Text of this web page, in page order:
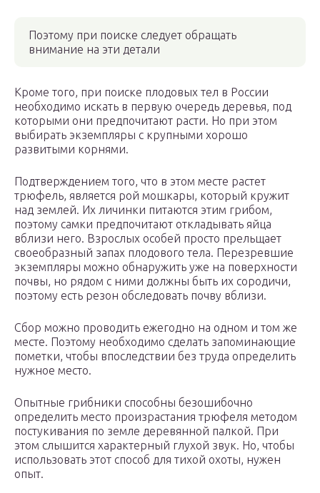
Поэтому при поиске следует обращать
внимание на эти детали
Кроме того, при поиске плодовых тел в России
необходимо искать в первую очередь деревья, под
которыми они предпочитают расти. Но при этом
выбирать экземпляры с крупными хорошо
развитыми корнями.
Подтверждением того, что в этом месте растет
трюфель, является рой мошкары, который кружит
над землей. Их личинки питаются этим грибом,
поэтому самки предпочитают откладывать яйца
вблизи него. Взрослых особей просто прельщает
своеобразный запах плодового тела. Перезревшие
экземпляры можно обнаружить уже на поверхности
почвы, но рядом с ними должны быть их сородичи,
поэтому есть резон обследовать почву вблизи.
Сбор можно проводить ежегодно на одном и том же
месте. Поэтому необходимо сделать запоминающие
пометки, чтобы впоследствии без труда определить
нужное место.
Опытные грибники способны безошибочно
определить место произрастания трюфеля методом
постукивания по земле деревянной палкой. При
этом слышится характерный глухой звук. Но, чтобы
использовать этот способ для тихой охоты, нужен
опыт.